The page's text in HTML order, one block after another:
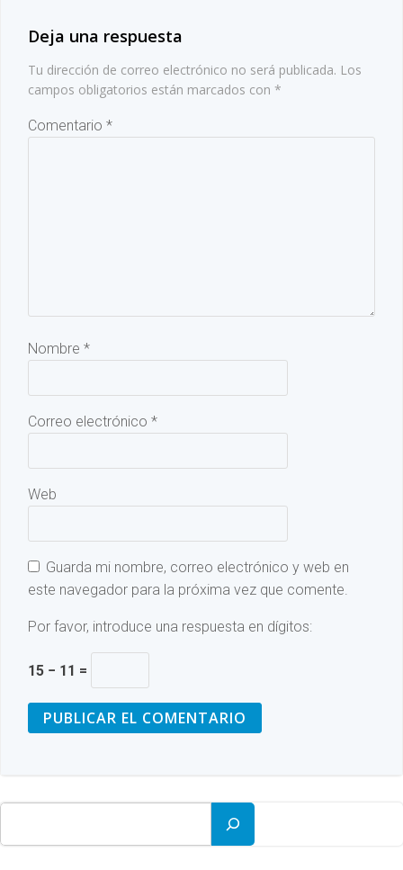
Deja una respuesta
Tu dirección de correo electrónico no será publicada. Los
campos obligatorios están marcados con *
Comentario *
Nombre *
Correo electrónico *
Web
Guarda mi nombre, correo electrónico y web en
este navegador para la próxima vez que comente.
Por favor, introduce una respuesta en dígitos:
15 − 11 =